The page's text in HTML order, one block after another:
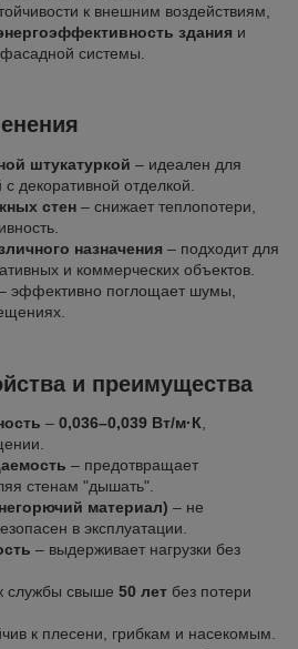
к внешним воздействиям,
здания и
системы.
штукатуркой – идеален для
декоративной отделкой.
стен – снижает теплопотери,
назначения – подходит для
и коммерческих объектов.
эффективно поглощает шумы,
и преимущества
– 0,036–0,039 Вт/м·К,
– предотвращает
стенам "дышать".
материал) – не
в эксплуатации.
– выдерживает нагрузки без
службы свыше 50 лет без потери
к плесени, грибкам и насекомым.